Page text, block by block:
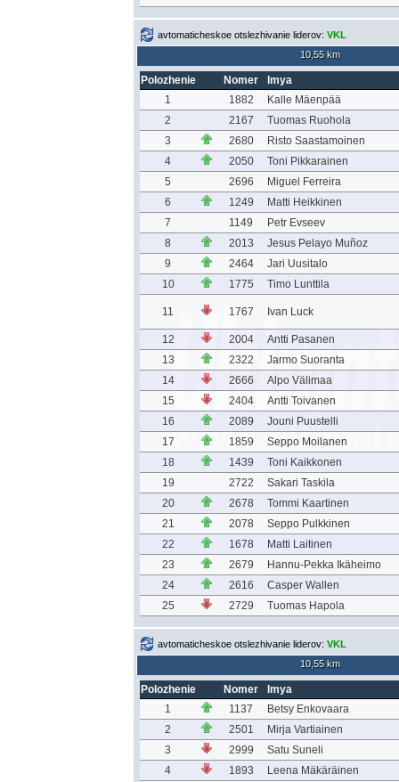
avtomaticheskoe otslezhivanie liderov: VKL
10,55 km
Polozhenie Nomer
Imya
1
1882
Kalle Mäenpää
2
2167
Tuomas Ruohola
3
2680
Risto Saastamoinen
4
2050
Toni Pikkarainen
5
2696
Miguel Ferreira
6
1249
Matti Heikkinen
7
1149
Petr Evseev
8
2013
Jesus Pelayo Muñoz
9
2464
Jari Uusitalo
10
1775 Timo Lunttila
11 1767 Ivan Luck
12 2004
Antti Pasanen
13
2322
Jarmo Suoranta
14
2666
Alpo Välimaa
15
2404
Antti Toivanen
16
2089
Jouni Puustelli
17
1859
Seppo Moilanen
18
1439
Toni Kaikkonen
19
2722
Sakari Taskila
20
2678
Tommi Kaartinen
21
2078
Seppo Pulkkinen
22
1678
Matti Laitinen
23
2679
Hannu-Pekka Ikäheimo
24
2616
Casper Wallen
25
2729 Tuomas Hapola
avtomaticheskoe otslezhivanie liderov: VKL
10,55 km
Polozhenie Nomer
Imya
1
1137
Betsy Enkovaara
2
2501
Mirja Vartiainen
3
2999
Satu Suneli
4
1893
Leena Mäkäräinen